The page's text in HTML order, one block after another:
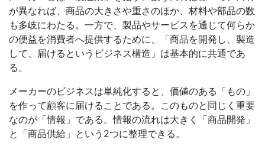
が異なれば、商品の大きさや重さのほか、材料や部品の数
も多岐にわたる。一方で、製品やサービスを通じて何らか
の便益を消費者へ提供するために、「商品を開発し、製造
して、届けるというビジネス構造」は基本的に共通であ
る。
メーカーのビジネスは単純化すると、価値のある「もの」
を作って顧客に届けることである。このものと同じく重要
なのが「情報」である。情報の流れは大きく「商品開発」
と「商品供給」という2つに整理できる。